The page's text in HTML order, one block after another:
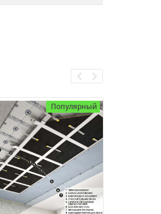
Популярный